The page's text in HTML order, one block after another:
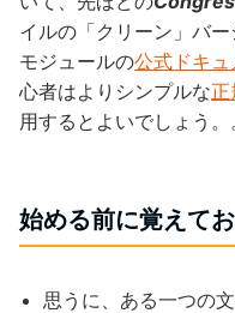
イルの「クリーン」バ
モジュールの公式ドキュ
心者はよりシンプルな
用するとよいでしょう。
始める前に覚えて
思うに、ある一つの